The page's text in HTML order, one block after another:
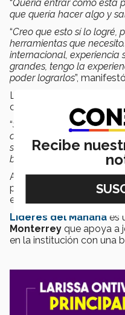
“Quería entrar como esta
que quería hacer algo y
“Creo que esto sí lo logré,
herramientas que
internacional, experiencia
grandes, tengo la
poder lograrlos”,
Larissa agradeció a
completa a través del
“Siempre voy a estar
confiado en mi perfil, lo
siquiera entrevistarme
beca
Ahora Larissa espera
profesional y estar
empoderen a las mujeres.
Líderes del Mañana es
Monterrey que apoya a
en la institución con una
Recibe